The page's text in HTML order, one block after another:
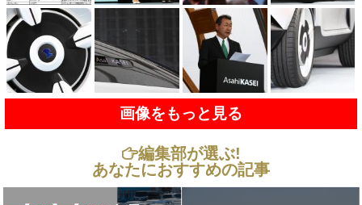
画像をもっと見る
編集部が選ぶ!
あなたにおすすめの記事